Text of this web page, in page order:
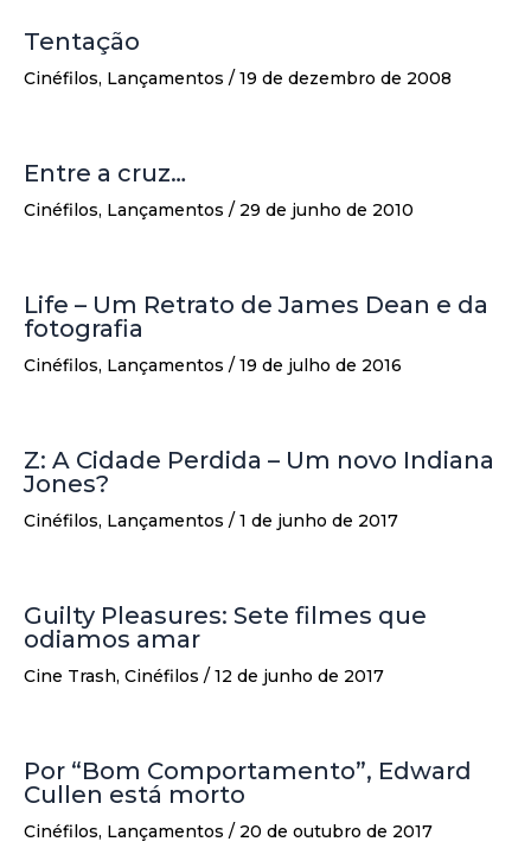
Tentação
Cinéfilos, Lançamentos / 19 de dezembro de 2008
Entre a cruz…
Cinéfilos, Lançamentos / 29 de junho de 2010
Life – Um Retrato de James Dean e da
fotografia
Cinéfilos, Lançamentos / 19 de julho de 2016
Z: A Cidade Perdida – Um novo Indiana
Jones?
Cinéfilos, Lançamentos / 1 de junho de 2017
Guilty Pleasures: Sete filmes que
odiamos amar
Cine Trash, Cinéfilos / 12 de junho de 2017
Por “Bom Comportamento”, Edward
Cullen está morto
Cinéfilos, Lançamentos / 20 de outubro de 2017